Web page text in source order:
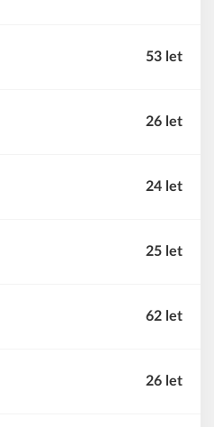
53 let
26 let
24 let
25 let
62 let
26 let